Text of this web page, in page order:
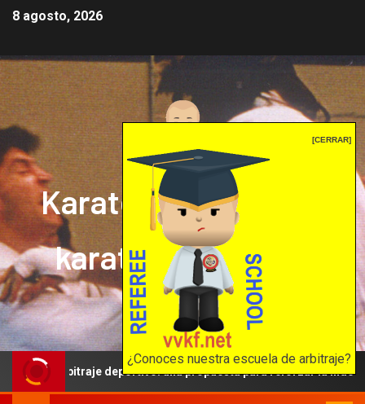
[CERRAR]
¿Conoces nuestra escuela de arbitraje?
8 agosto, 2026
Karate mrprepor: el
karate en internet
El karate en internet
deportivo: una propuesta para reforzar la independencia